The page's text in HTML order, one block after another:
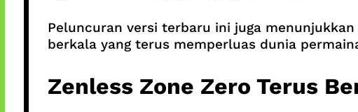
Peluncuran versi terbaru ini juga
berkala yang terus memperluas dunia
Zenless Zone Zero Terus